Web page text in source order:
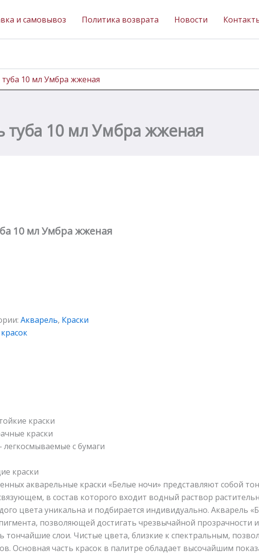
и самовывоз Политика возврата Новости
10 мл Умбра жженая
туба 10 мл Умбра жженая
10 мл Умбра жженая
Акварель, Краски
краски
краски
с бумаги
краски
акварельные краски «Белые ночи» представляют собой
в состав которого входит водный раствор
цвета уникальна и подбирается индивидуально. Акварель
позволяющей достигать чрезвычайной прозрачности
тончайшие слои. Чистые цвета, близкие к спектральным,
Основная часть красок в палитре обладает высочайшим